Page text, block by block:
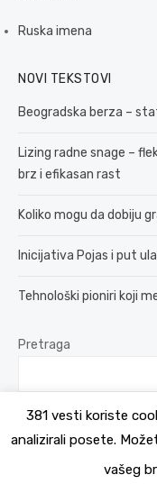
Ruska imena
NOVI TEKSTOVI
Beogradska berza –
Lizing radne snage –
brz i efikasan rast
Koliko mogu da dobiju
Inicijativa Pojas i put
Tehnološki pioniri koji
Pretraga
381 vesti koriste
analizirali posete.
vašeg